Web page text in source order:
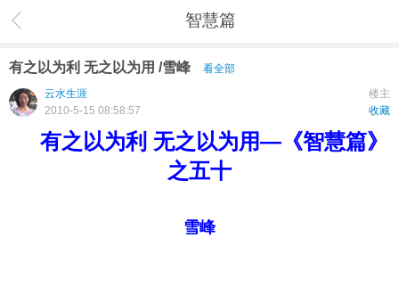
智慧篇
有之以为利 无之以为用 /雪峰
看全部
楼主
云水生涯
收藏
2010-5-15 08:58:57
有之以为利 无之以为用—《智慧篇》
之五十
雪峰